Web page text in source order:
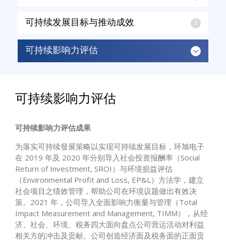
可持续发展目标与推动成效
可持续影响力评估
可持续影响力评估
可持续影响力评估成果
为落实可持续發展策略以实现可持续发展目标，环旭电子
在 2019 年及 2020 年分别导入社会投资报酬率（Social
Return of Investment, SROI）与环境损益评估
（Environmental Profit and Loss, EP&L）方法学，建立
社会项目之绩效管理，帮助公司在环境议题做出有效决
策。2021 年，公司导入全面影响力衡量与管理（Total
Impact Measurement and Management, TIMM），从经
济、社会、环境、税务四大面向盘点公司营运活动对利益
相关方的冲击及贡献。公司创造经济面及税务面的正面贡